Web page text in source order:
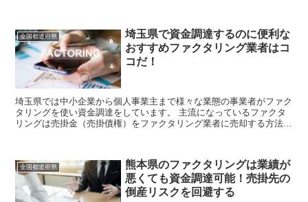
全国都道府県
埼玉県で資金調達するのに便利な
おすすめファクタリング業者はコ
コだ！
埼玉県では中小企業から個人事業主まで様々な業態の事業者がファク
タリングを使い資金調達をしています。 主流になっているファクタ
リングは売掛金（売掛債権）をファクタリング業者に売却する方法で
全国都道府県
熊本県のファクタリングは業績が
悪くても資金調達可能！売掛先の
倒産リスクを回避する